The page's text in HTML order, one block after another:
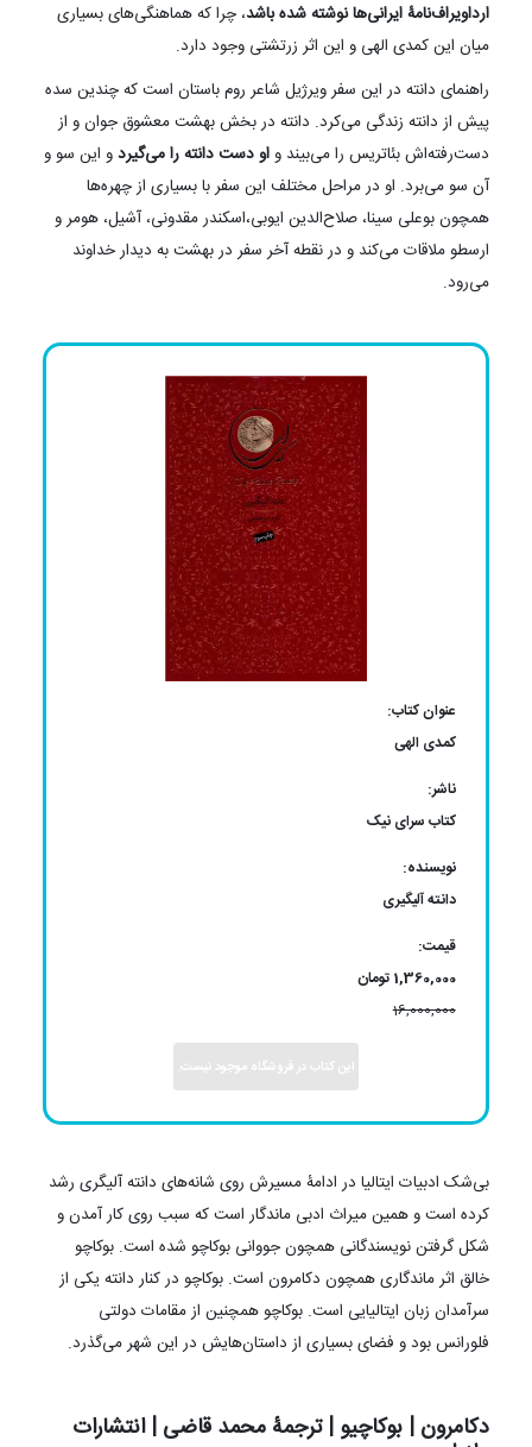
ارداویراف‌نامۀ ایرانی‌ها نوشته شده باشد، چرا که هماهنگی‌های بسیاری
میان این کمدی الهی و این اثر زرتشتی وجود دارد.
راهنمای دانته در این سفر ویرژیل شاعر روم باستان است که چندین سده
پیش از دانته زندگی می‌کرد. دانته در بخش بهشت معشوق جوان و از
دست‌رفته‌اش بئاتریس را می‌بیند و او دست دانته را می‌گیردو این سو و
آن سو می‌برد. او در مراحل مختلف این سفر با بسیاری از چهره‌ها
همچون بوعلی سینا، صلاح‌الدین ایوبی،اسکندر مقدونی، آشیل، هومر و
ارسطو ملاقات می‌کند و در نقطه آخر سفر در بهشت به دیدار خداوند
می‌رود.
عنوان کتاب:
کمدی الهی
ناشر:
کتاب سرای نیک
نویسنده:
دانته آلیگیری
قیمت:
1,360,000 تومان
16,000,000
این کتاب در فروشگاه موجود نیست.
بی‌شک ادبیات ایتالیا در ادامۀ مسیرش روی شانه‌های دانته آلیگری رشد
کرده است و همین میراث ادبی ماندگار است که سبب روی کار آمدن و
شکل گرفتن نویسندگانی همچون جووانی بوکاچو شده است. بوکاچو
خالق اثر ماندگاری همچون دکامرون است. بوکاچو در کنار دانته یکی از
سرآمدان زبان ایتالیایی است. بوکاچو همچنین از مقامات دولتی
فلورانس بود و فضای بسیاری از داستان‌هایش در این شهر می‌گذرد.
دکامرون | بوکاچیو | ترجمۀ محمد قاضی | انتشارات